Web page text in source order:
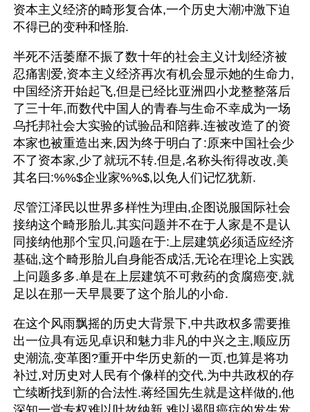
资本主义经济的畸形复合体,一个历史大潮冲激下迫
不得已的变种和怪胎.
半死不活萎靡不振了数十年的社会主义计划经济被
忍痛割爱,资本主义经济再次有机会显示她的生命力,
中国经济开始起飞,但是已经比亚洲四小龙整整落后
了三十年,而数代中国人的青春与生命不幸成为一场
乌托邦社会大实验的试验品和陪葬.连被改造了的资
本家也被重造出来,因为终于明白了:原来中国社会少
不了资本家,少了就玩不转.但是,名称头衔得改改,美
其名曰:%%$企业家%%$,以免人们记忆犹新.
尽管江泽民以世界多样性为理由,企图说服国际社会
接纳这个畸形胎儿.其实问题并不在于人家是不是认
同接纳他那个宝贝,问题在于:上层建筑必须适应经济
基础,这个畸形胎儿自身能否成活,无论在理论上实践
上问题多多.单是在上层建筑不可救药的贪腐癌变,就
足以在那一天早晨要了这个胎儿的小命.
在这个风雨飘摇的历史大背景下,中共政权多需要推
出一位具有远见卓识和魅力非凡的中兴之主,顺应历
史潮流,变革图?重开中华历史新的一页,也算是将功
补过,对历史对人民有个像样的交代,为中共政权的存
亡续断找到新的合法性.蒋经国先生就是这样做的,他